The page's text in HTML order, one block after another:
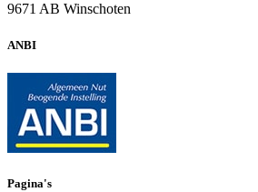
9671 AB Winschoten
ANBI
Pagina's